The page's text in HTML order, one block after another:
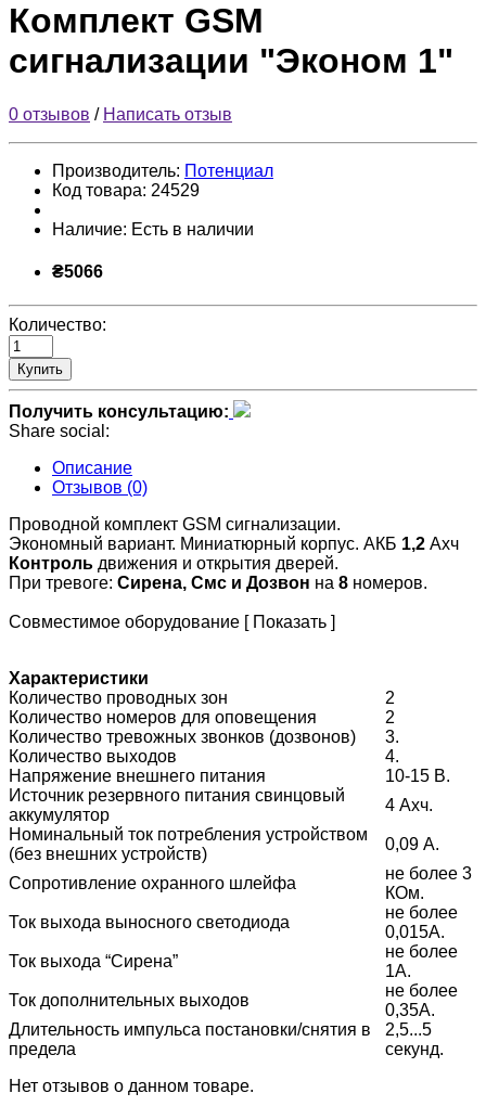
Комплект GSM
сигнализации "Эконом 1"
0 отзывов / Написать отзыв
Производитель: Потенциал
Код товара: 24529
Наличие: Есть в наличии
₴5066
Количество:
Купить
Получить консультацию:
Share social:
Описание
Отзывов (0)
Проводной комплект GSM сигнализации.
Экономный вариант. Миниатюрный корпус. АКБ 1,2 Ахч
Контроль движения и открытия дверей.
При тревоге: Сирена, Смс и Дозвон на 8 номеров.
Совместимое оборудование [ Показать ]
Характеристики
Количество проводных зон
2
Количество номеров для оповещения
2
Количество тревожных звонков (дозвонов)
3.
Количество выходов
4.
Напряжение внешнего питания
10-15 В.
Источник резервного питания свинцовый
аккумулятор
4 Ахч.
Номинальный ток потребления устройством
(без внешних устройств)
0,09 А.
Сопротивление охранного шлейфа
не более 3
КОм.
Ток выхода выносного светодиода
не более
0,015А.
Ток выхода “Сирена”
не более
1А.
Ток дополнительных выходов
не более
0,35А.
Длительность импульса постановки/снятия в
предела
2,5...5
секунд.
Нет отзывов о данном товаре.